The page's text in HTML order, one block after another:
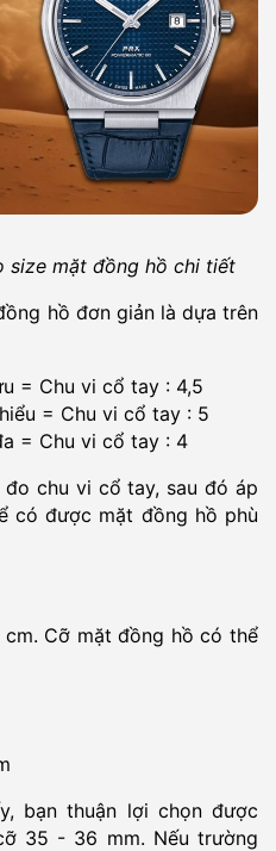
size mặt đồng hồ chi tiết
hồ đơn giản là dựa trên
= Chu vi cổ tay : 4,5
= Chu vi cổ tay : 5
= Chu vi cổ tay : 4
chu vi cổ tay, sau đó áp
có được mặt đồng hồ phù
Cỡ mặt đồng hồ có thể
bạn thuận lợi chọn được
35 - 36 mm. Nếu trường